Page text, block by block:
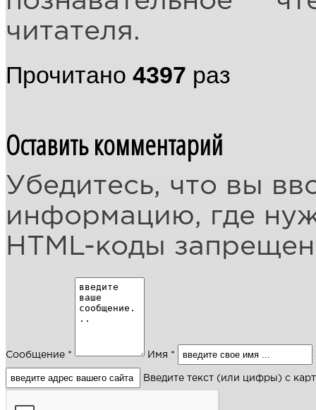
читателя.
Прочитано 4397 раз
Оставить комментарий
Убедитесь, что вы
информацию, где
HTML-коды
Сообщение * Имя *
Введите текст (или цифры) с